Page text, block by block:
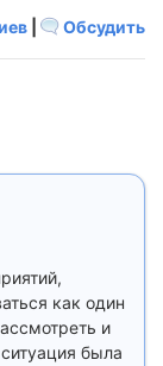
Обсудить
как один
и
была